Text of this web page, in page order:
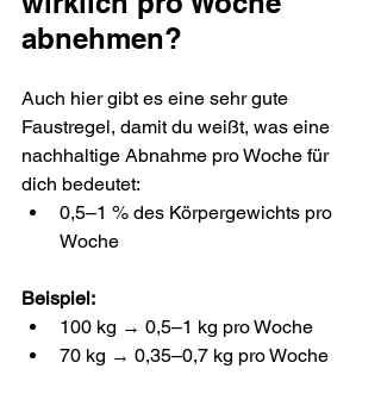
abnehmen?
Auch hier gibt es eine sehr gute
Faustregel, damit du weißt, was eine
nachhaltige Abnahme pro Woche für
dich bedeutet:
0,5–1 % des Körpergewichts pro
Woche
Beispiel:
100 kg → 0,5–1 kg pro Woche
70 kg → 0,35–0,7 kg pro Woche